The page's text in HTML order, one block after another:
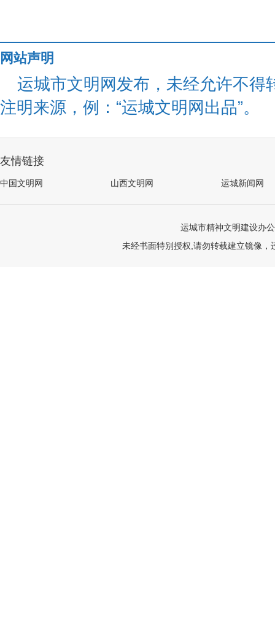
网站声明
运城市文明网发布，未经允许不得
注明来源，例：“运城文明网出品”。
友情链接
中国文明网 山西文明网 运城新闻网
运城市精神文明建设办
未经书面特别授权,请勿转载建立镜像